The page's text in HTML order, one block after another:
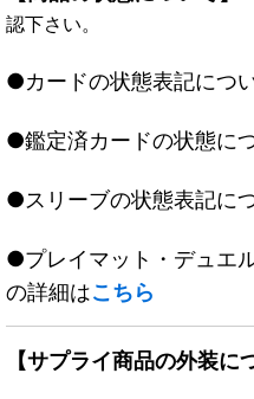
認下さい。
●カードの状態表記につ
●鑑定済カードの状態に
●スリーブの状態表記に
●プレイマット・デュエ
の詳細はこちら
【サプライ商品の外装に